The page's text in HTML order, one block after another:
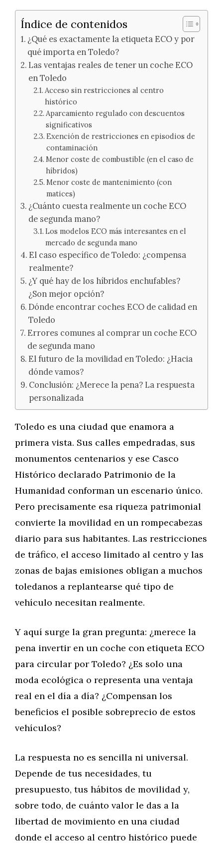
Índice de contenidos
¿Qué es exactamente la etiqueta ECO y por
qué importa en Toledo?
Las ventajas reales de tener un coche ECO
en Toledo
Acceso sin restricciones al centro
histórico
Aparcamiento regulado con descuentos
significativos
Exención de restricciones en episodios de
contaminación
Menor coste de combustible (en el caso de
híbridos)
Menor coste de mantenimiento (con
matices)
¿Cuánto cuesta realmente un coche ECO
de segunda mano?
Los modelos ECO más interesantes en el
mercado de segunda mano
El caso específico de Toledo: ¿compensa
realmente?
¿Y qué hay de los híbridos enchufables?
¿Son mejor opción?
Dónde encontrar coches ECO de calidad en
Toledo
Errores comunes al comprar un coche ECO
de segunda mano
El futuro de la movilidad en Toledo: ¿Hacia
dónde vamos?
Conclusión: ¿Merece la pena? La respuesta
personalizada
Toledo es una ciudad que enamora a
primera vista. Sus calles empedradas, sus
monumentos centenarios y ese Casco
Histórico declarado Patrimonio de la
Humanidad conforman un escenario único.
Pero precisamente esa riqueza patrimonial
convierte la movilidad en un rompecabezas
diario para sus habitantes. Las restricciones
de tráfico, el acceso limitado al centro y las
zonas de bajas emisiones obligan a muchos
toledanos a replantearse qué tipo de
vehículo necesitan realmente.
Y aquí surge la gran pregunta: ¿merece la
pena invertir en un coche con etiqueta ECO
para circular por Toledo? ¿Es solo una
moda ecológica o representa una ventaja
real en el día a día? ¿Compensan los
beneficios el posible sobreprecio de estos
vehículos?
La respuesta no es sencilla ni universal.
Depende de tus necesidades, tu
presupuesto, tus hábitos de movilidad y,
sobre todo, de cuánto valor le das a la
libertad de movimiento en una ciudad
donde el acceso al centro histórico puede